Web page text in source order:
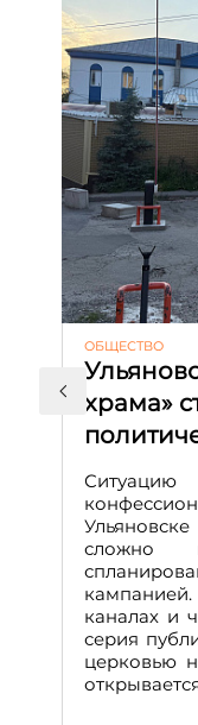
ОБЩЕСТВО
храма»
сложно
каналах и
серия
церковью